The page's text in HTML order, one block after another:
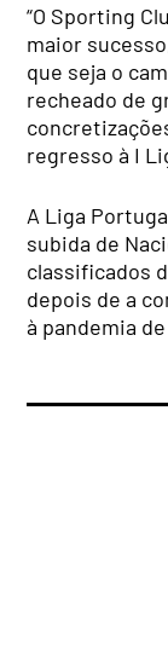
“O Sporting
maior
que seja o
recheado de
regresso à I
A Liga
subida de
classificados
depois de a
à pandemia